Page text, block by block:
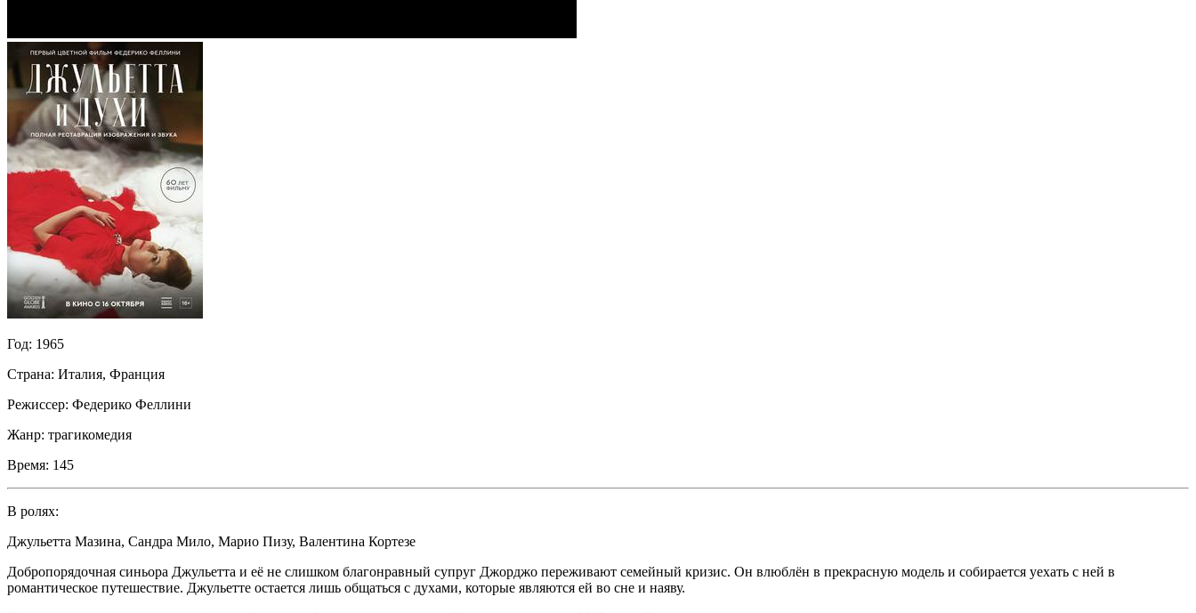
Год: 1965
Страна: Италия, Франция
Режиссер: Федерико Феллини
Жанр: трагикомедия
Время: 145
В ролях:
Джульетта Мазина, Сандра Мило, Марио Пизу, Валентина Кортезе
Добропорядочная синьора Джульетта и её не слишком благонравный супруг Джорджо переживают семейный кризис. Он влюблён в прекрасную модель и собирается уехать с ней в
романтическое путешествие. Джульетте остается лишь общаться с духами, которые являются ей во сне и наяву.